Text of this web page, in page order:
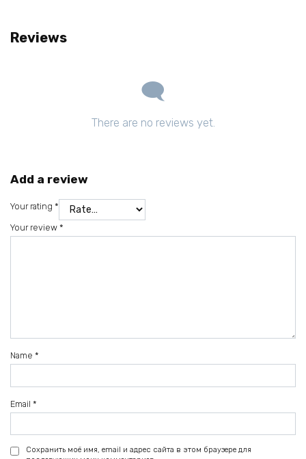
Reviews
There are no reviews yet.
Add a review
Your rating *
Your review *
Name *
Email *
Сохранить моё имя, email и адрес сайта в этом браузере для